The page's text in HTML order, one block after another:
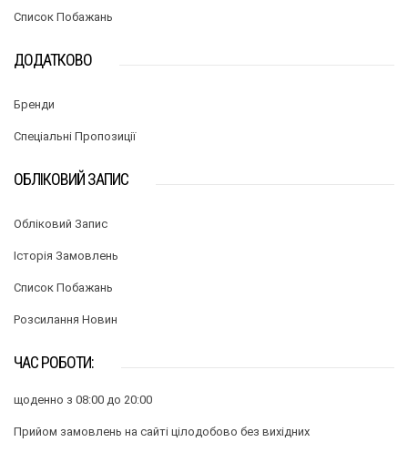
Список Побажань
ДОДАТКОВО
Бренди
Спеціальні Пропозиції
ОБЛІКОВИЙ ЗАПИС
Обліковий Запис
Історія Замовлень
Список Побажань
Розсилання Новин
ЧАС РОБОТИ:
щоденно з 08:00 до 20:00
Прийом замовлень на сайті цілодобово без вихідних